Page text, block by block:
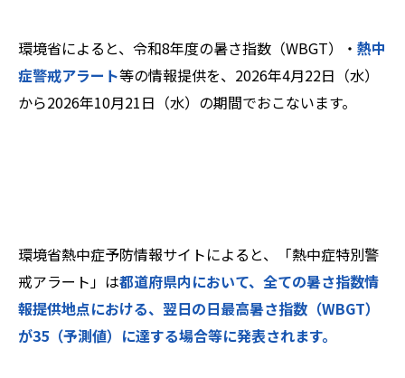
環境省によると、令和8年度の暑さ指数（WBGT）・ 熱中
症警戒アラート等の情報提供を、2026年4月22日（水）
から2026年10月21日（水）の期間でおこないます。
環境省熱中症予防情報サイトによると、「熱中症特別警
戒アラート」は都道府県内において、全ての暑さ指数情
報提供地点における、翌日の日最高暑さ指数（WBGT）
が35（予測値）に達する場合等に発表されます。